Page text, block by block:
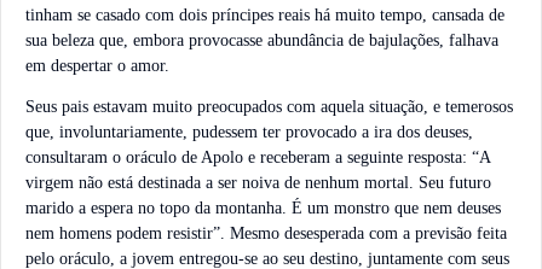
tinham se casado com dois príncipes reais há muito tempo, cansada de
sua beleza que, embora provocasse abundância de bajulações, falhava
em despertar o amor.
Seus pais estavam muito preocupados com aquela situação, e temerosos
que, involuntariamente, pudessem ter provocado a ira dos deuses,
consultaram o oráculo de Apolo e receberam a seguinte resposta: “A
virgem não está destinada a ser noiva de nenhum mortal. Seu futuro
marido a espera no topo da montanha. É um monstro que nem deuses
nem homens podem resistir”. Mesmo desesperada com a previsão feita
pelo oráculo, a jovem entregou-se ao seu destino, juntamente com seus